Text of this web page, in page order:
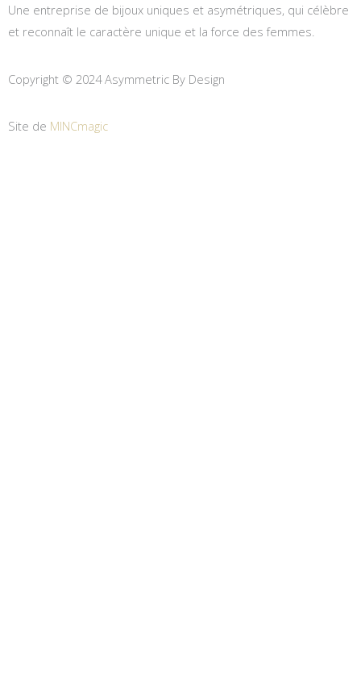
Une entreprise de bijoux uniques et asymétriques, qui célèbre
et reconnaît le caractère unique et la force des femmes.
Copyright © 2024 Asymmetric By Design
Site de MINCmagic